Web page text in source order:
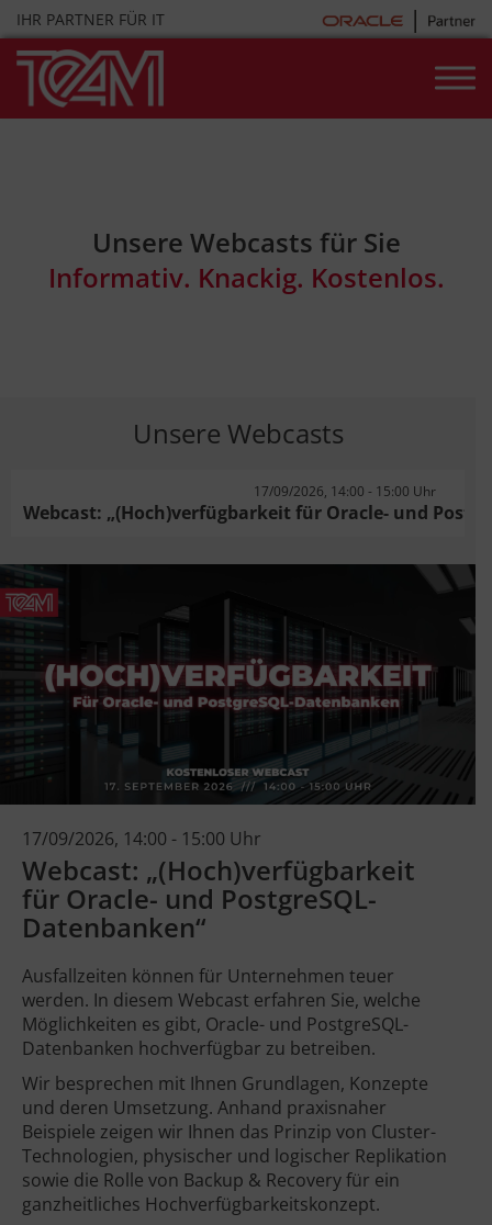
Skip
to
content
IHR PARTNER FÜR IT
Unsere Webcasts für Sie
Informativ. Knackig. Kostenlos.
Unsere Webcasts
17/09/2026, 14:00 - 15:00 Uhr
Webcast: „(Hoch)verfügbarkeit für Oracle- und
17/09/2026, 14:00 - 15:00 Uhr
Webcast: „(Hoch)verfügbarkeit
für Oracle- und PostgreSQL-
Datenbanken“
Ausfallzeiten können für Unternehmen teuer
werden. In diesem Webcast erfahren Sie, welche
Möglichkeiten es gibt, Oracle- und PostgreSQL-
Datenbanken hochverfügbar zu betreiben.
Wir besprechen mit Ihnen Grundlagen, Konzepte
und deren Umsetzung. Anhand praxisnaher
Beispiele zeigen wir Ihnen das Prinzip von Cluster-
Technologien, physischer und logischer Replikation
sowie die Rolle von Backup & Recovery für ein
ganzheitliches Hochverfügbarkeitskonzept.